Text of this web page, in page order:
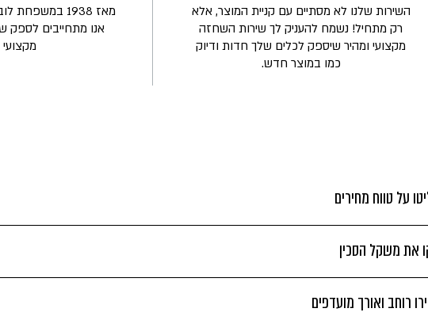
השירות שלנו לא מסתיים עם קניית המוצר, אלא
רק מתחיל! נשמח להעניק לך שירות השחזה
מקצועי ומהיר שיספק לכלים שלך חדות ודיוק
כמו במוצר חדש.
מאז 1938
אנו מתחייבים לספק
על טווח מחירים
את משקל הסכין
רוחב ואורך מועדפים